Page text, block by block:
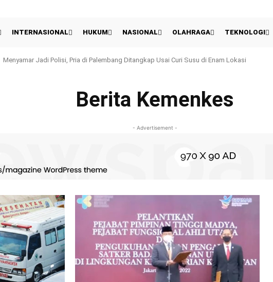
INTERNASIONAL HUKUM NASIONAL OLAHRAGA TEKNOLOGI
Menyamar Jadi Polisi, Pria di Palembang Ditangkap Usai Curi Susu di Enam Lokasi
Semangat Berbagi dan Berkarya, Linda Apriana Arlan Apresiasi Kiprah IKABOGA Prabumulih
Berita Kemenkes
- Advertisement -